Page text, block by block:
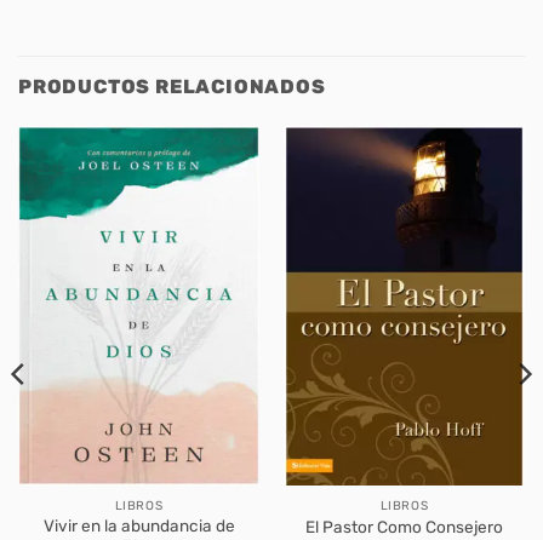
PRODUCTOS RELACIONADOS
LIBROS
Vivir en la abundancia de
LIBROS
El Pastor Como Consejero